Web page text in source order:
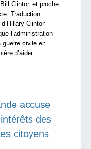
Clinton et proche
Traduction :
Clinton
l’administration
guerre civile en
d’aider
accuse
des
citoyens